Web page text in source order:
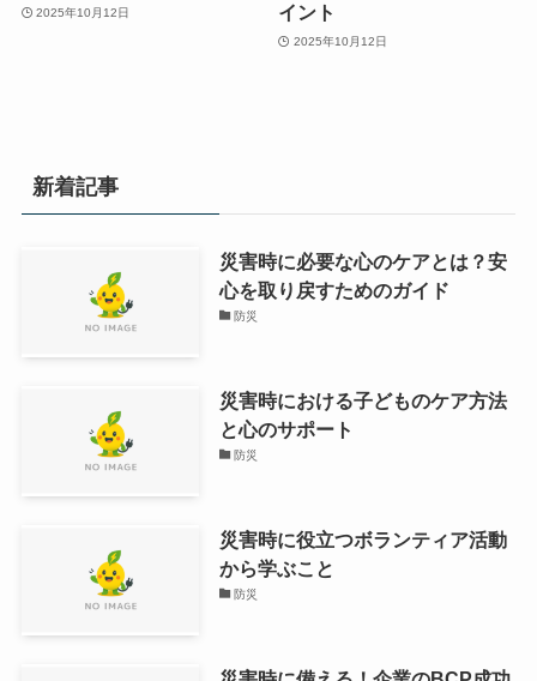
2025年10月12日
イント
2025年10月12日
新着記事
災害時に必要な心のケアとは？安
心を取り戻すためのガイド
防災
災害時における子どものケア方法
と心のサポート
防災
災害時に役立つボランティア活動
から学ぶこと
防災